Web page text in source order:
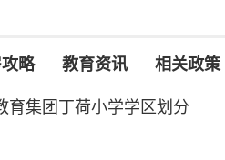
略 教育资讯 相关政策
育集团丁荷小学学区划分